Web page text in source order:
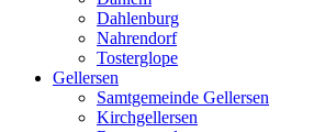
Dahlenburg
Nahrendorf
Tosterglope
Gellersen
Samtgemeinde Gellersen
Kirchgellersen